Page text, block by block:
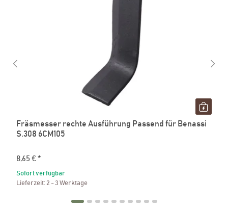
Fräsmesser rechte Ausführung Passend für Benassi
S.308 6CM105
8,65 € *
Sofort verfügbar
Lieferzeit: 2 - 3 Werktage